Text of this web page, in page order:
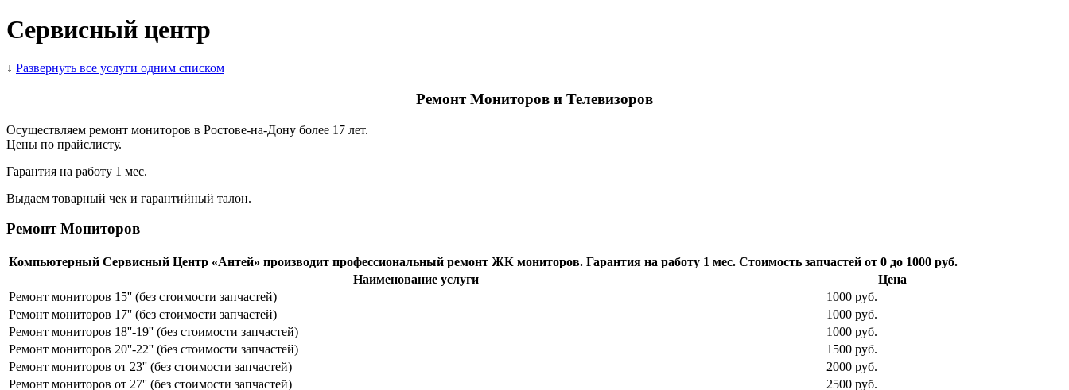
Сервисный центр
↓ Развернуть все услуги одним списком
Ремонт Мониторов и Телевизоров
Осуществляем ремонт мониторов в Ростове-на-Дону более 17 лет.
Цены по прайслисту.
Гарантия на работу 1 мес.
Выдаем товарный чек и гарантийный талон.
Ремонт Мониторов
Компьютерный Сервисный Центр «Антей» производит профессиональный ремонт ЖК мониторов. Гарантия на работу 1 мес. Стоимость запчастей от 0 до 1000 руб.
Наименование услуги
Цена
Ремонт мониторов 15'' (без стоимости запчастей)
1000 руб.
Ремонт мониторов 17'' (без стоимости запчастей)
1000 руб.
Ремонт мониторов 18''-19'' (без стоимости запчастей)
1000 руб.
Ремонт мониторов 20''-22'' (без стоимости запчастей)
1500 руб.
Ремонт мониторов от 23'' (без стоимости запчастей)
2000 руб.
Ремонт мониторов от 27'' (без стоимости запчастей)
2500 руб.